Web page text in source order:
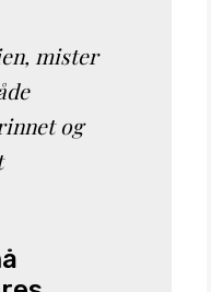
mister
og